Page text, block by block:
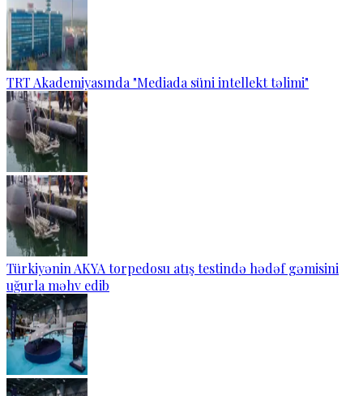
TRT Akademiyasında "Mediada süni intellekt təlimi"
Türkiyənin AKYA torpedosu atış testində hədəf gəmisini
uğurla məhv edib